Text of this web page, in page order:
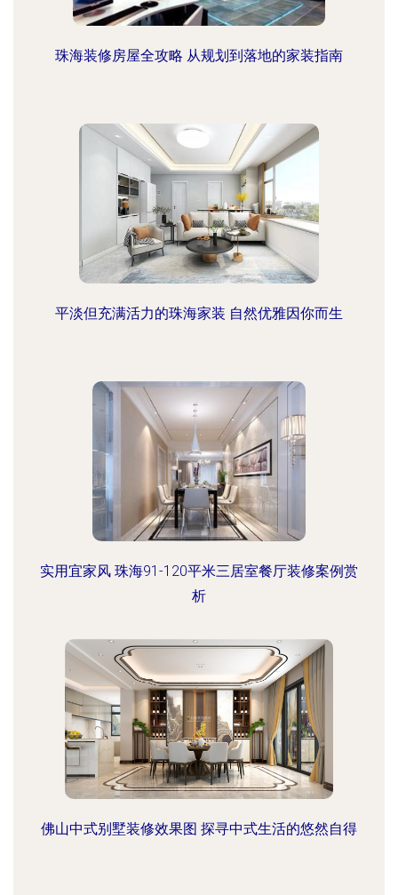
珠海装修房屋全攻略 从规划到落地的家装指南
平淡但充满活力的珠海家装 自然优雅因你而生
实用宜家风 珠海91-120平米三居室餐厅装修案例赏
析
佛山中式别墅装修效果图 探寻中式生活的悠然自得